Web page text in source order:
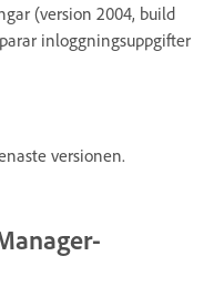
(version 2004, build
inloggningsuppgifter
versionen.